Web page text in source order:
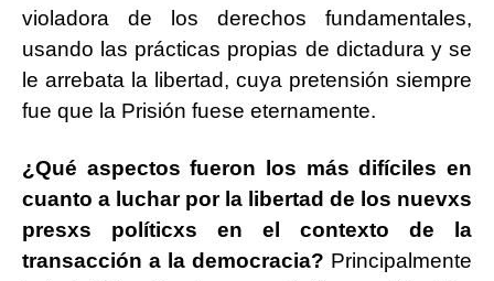
violadora de los derechos fundamentales,
usando las prácticas propias de dictadura y se
le arrebata la libertad, cuya pretensión siempre
fue que la Prisión fuese eternamente.
¿Qué aspectos fueron los más difíciles en
cuanto a luchar por la libertad de los nuevxs
presxs políticxs en el contexto de la
transacción a la democracia? Principalmente